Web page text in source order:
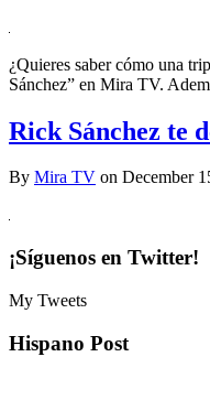
¿Quieres saber cómo una
Sánchez” en Mira TV.
Rick Sánchez te
By Mira TV on December
¡Síguenos en Twitter!
My Tweets
Hispano Post